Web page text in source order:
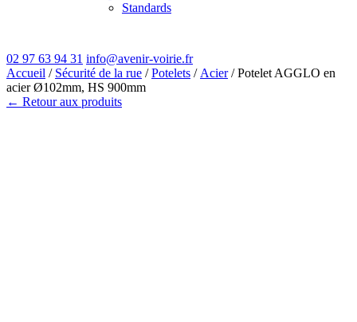
Standards
02 97 63 94 31 info@avenir-voirie.fr
Accueil / Sécurité de la rue /Potelets / Acier/ Potelet AGGLO en
acier Ø102mm, HS 900mm
← Retour aux produits